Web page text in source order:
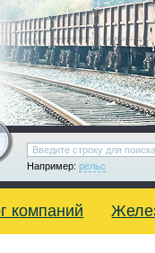
Например: рельс
компаний